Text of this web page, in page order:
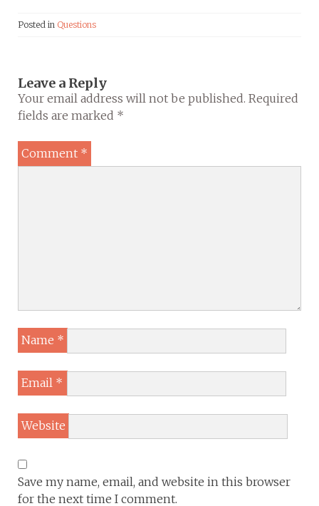
Posted in Questions
Leave a Reply
Your email address will not be published. Required
fields are marked *
Comment *
Name *
Email *
Website
Save my name, email, and website in this browser
for the next time I comment.